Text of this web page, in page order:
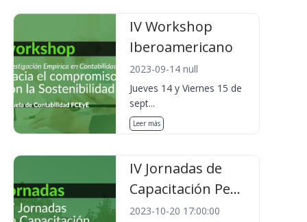
IV Workshop
Iberoamericano
2023-09-14 null
Jueves 14 y Viernes 15 de
sept...
Leer más
IV Jornadas de
Capacitación Pe...
2023-10-20 17:00:00